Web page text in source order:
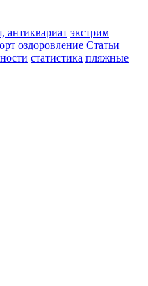
антиквариат экстрим
оздоровление Статьи
статистика пляжные